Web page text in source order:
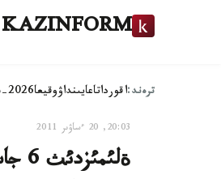
KAZINFORM
ترەند:اقورداتاعايىنداۋوقيعا2026-سايلاۋ
20:03, 20 ءساۋىر 2011